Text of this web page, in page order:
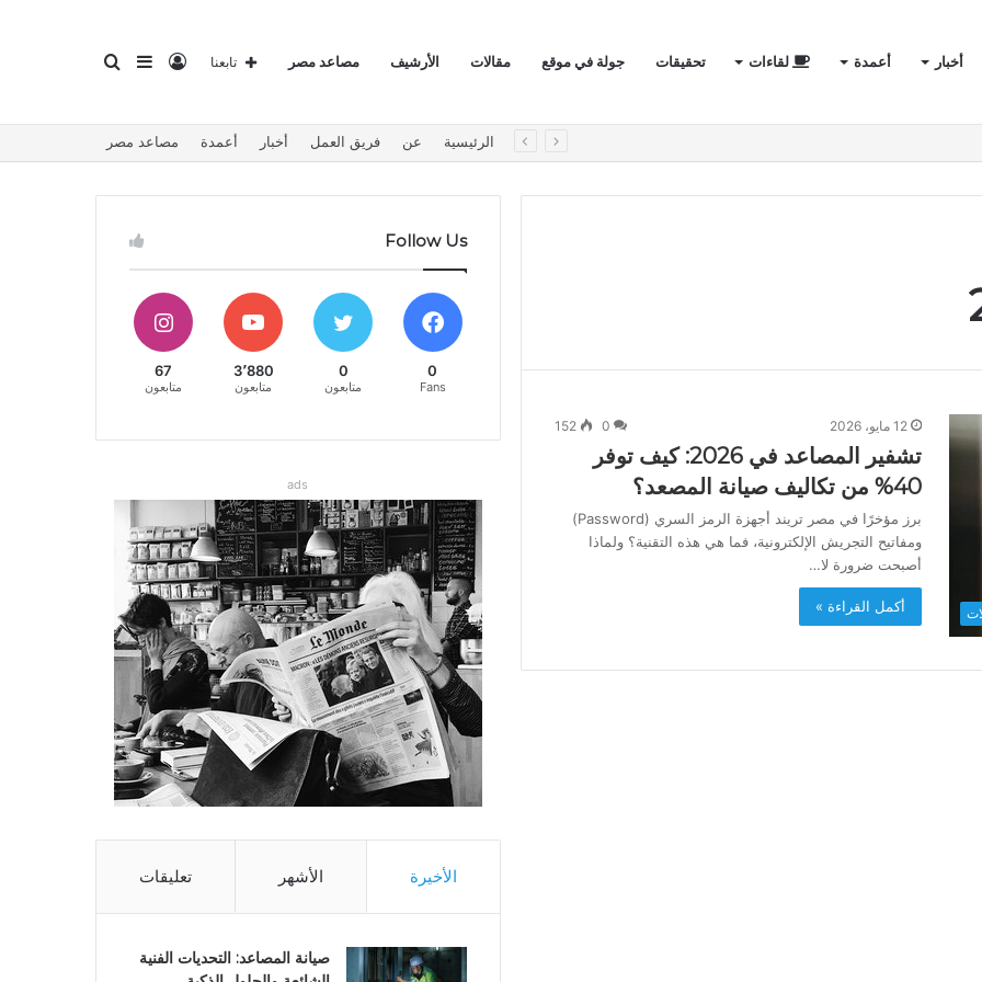
أخبار أعمدة لقاءات تحقيقات جولة في موقع مقالات الأرشيف مصاعد مصر إضافة
جانبي
تسجيل تابعنا
الرئيسية عن فريق العمل أخبار أعمدة مصاعد مصر
12 مايو، 2026 0
152
تشفير المصاعد في 2026: كيف توفر
40% من تكاليف صيانة المصعد؟
برز مؤخرًا في مصر تريند أجهزة الرمز السري (Password)
ومفاتيح التجريش الإلكترونية، فما هي هذه التقنية؟ ولماذا
أصبحت ضرورة لا…
أكمل القراءة »
Follow Us
0
Fans
0
متابعون
3٬880
متابعون
67
متابعون
ads
الأخيرة الأشهر تعليقات
صيانة المصاعد: التحديات الفنية